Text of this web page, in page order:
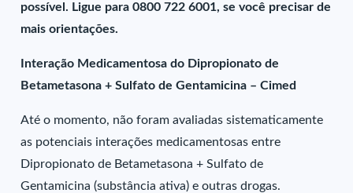
possível. Ligue para 0800 722 6001, se você precisar de
mais orientações.
Interação Medicamentosa do Dipropionato de
Betametasona + Sulfato de Gentamicina – Cimed
Até o momento, não foram avaliadas sistematicamente
as potenciais interações medicamentosas entre
Dipropionato de Betametasona + Sulfato de
Gentamicina (substância ativa) e outras drogas.